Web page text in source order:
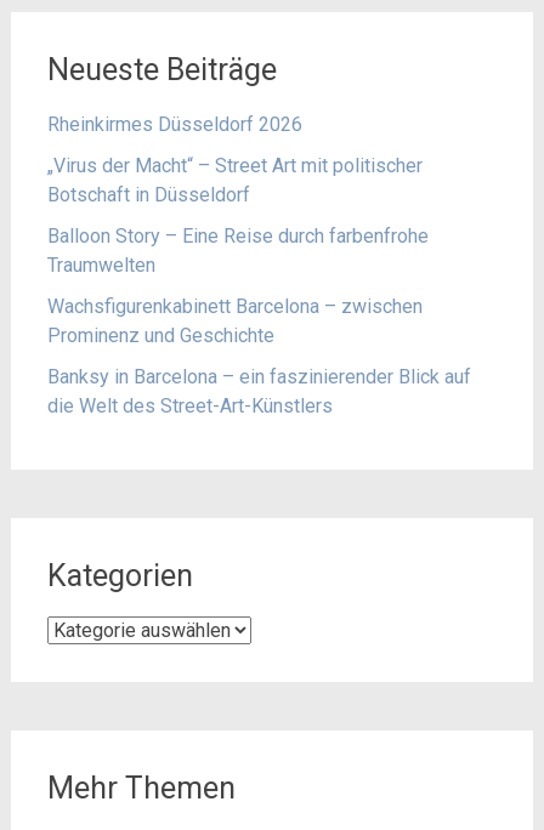
Neueste Beiträge
Rheinkirmes Düsseldorf 2026
„Virus der Macht“ – Street Art mit politischer
Botschaft in Düsseldorf
Balloon Story – Eine Reise durch farbenfrohe
Traumwelten
Wachsfigurenkabinett Barcelona – zwischen
Prominenz und Geschichte
Banksy in Barcelona – ein faszinierender Blick auf
die Welt des Street-Art-Künstlers
Kategorien
Kategorien
Mehr Themen